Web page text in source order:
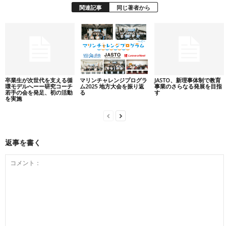
関連記事 同じ著者から
卒業生が次世代を支える循
環モデルへーー研究コーチ
若手の会を発足、初の活動
を実施
マリンチャレンジプログラ
ム2025 地方大会を振り返
る
JASTO、新理事体制で教育
事業のさらなる発展を目指
す
返事を書く